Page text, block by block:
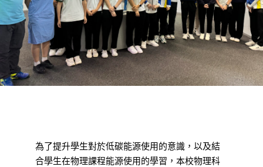
為了提升學生對於低碳能源使用的意識，以及結
合學生在物理課程能源使用的學習，本校物理科